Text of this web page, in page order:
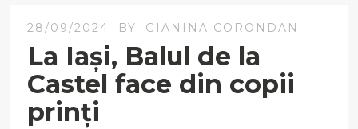
28/09/2024 BY GIANINA CORONDAN
La Iași, Balul de la
Castel face din copii
prinți